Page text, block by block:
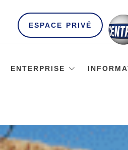
ESPACE PRIVÉ
ENTERPRISE